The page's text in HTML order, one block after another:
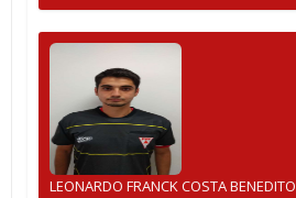
LEONARDO FRANCK COSTA BENEDITO